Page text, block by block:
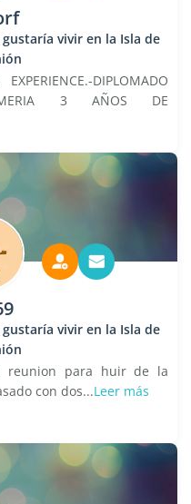
vivir en la Isla de
DIPLOMADO
3 AÑOS DE
vivir en la Isla de
reunion para huir de la
con dos...Leer más